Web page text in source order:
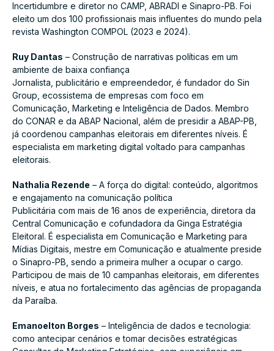
Incertidumbre e diretor no CAMP, ABRADI e Sinapro-PB. Foi
eleito um dos 100 profissionais mais influentes do mundo pela
revista Washington COMPOL (2023 e 2024).
Ruy Dantas – Construção de narrativas políticas em um
ambiente de baixa confiança
Jornalista, publicitário e empreendedor, é fundador do Sin
Group, ecossistema de empresas com foco em
Comunicação, Marketing e Inteligência de Dados. Membro
do CONAR e da ABAP Nacional, além de presidir a ABAP-PB,
já coordenou campanhas eleitorais em diferentes níveis. É
especialista em marketing digital voltado para campanhas
eleitorais.
Nathalia Rezende – A força do digital: conteúdo, algoritmos
e engajamento na comunicação política
Publicitária com mais de 16 anos de experiência, diretora da
Central Comunicação e cofundadora da Ginga Estratégia
Eleitoral. É especialista em Comunicação e Marketing para
Mídias Digitais, mestre em Comunicação e atualmente preside
o Sinapro-PB, sendo a primeira mulher a ocupar o cargo.
Participou de mais de 10 campanhas eleitorais, em diferentes
níveis, e atua no fortalecimento das agências de propaganda
da Paraíba.
Emanoelton Borges – Inteligência de dados e tecnologia:
como antecipar cenários e tomar decisões estratégicas